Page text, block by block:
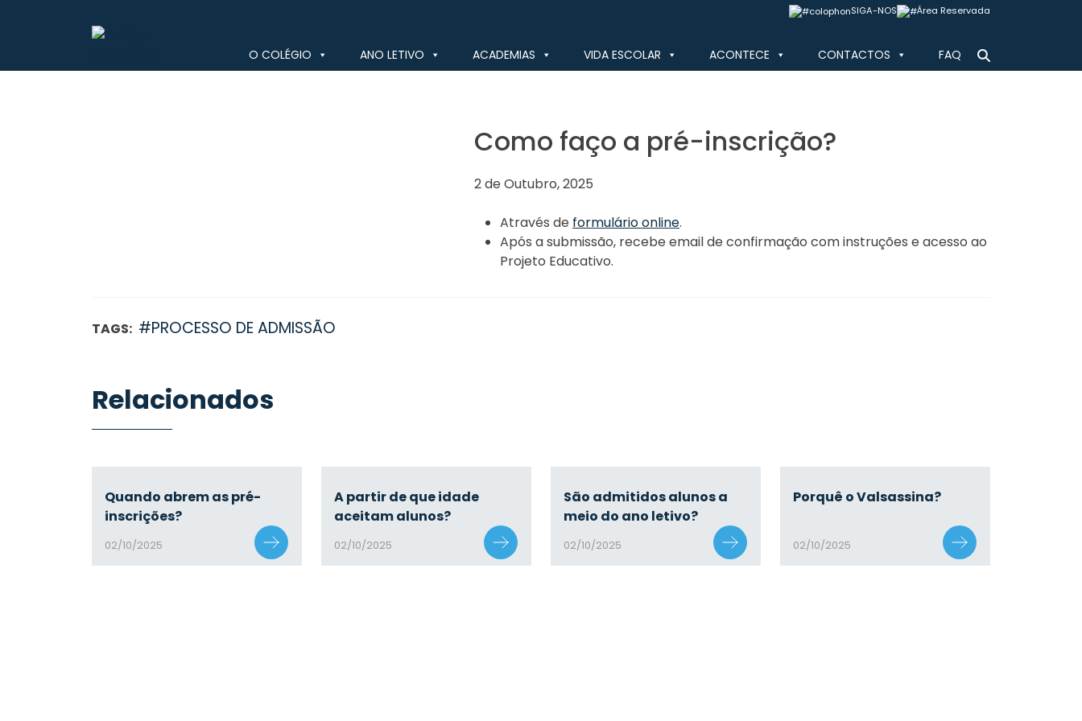
SIGA-NOS Área Reservada
Colégio Valsassina
O COLÉGIO ANO LETIVO ACADEMIAS VIDA ESCOLAR ACONTECE CONTACTOS FAQ
Como faço a pré-inscrição?
2 de Outubro, 2025
Através de formulário online.
Após a submissão, recebe email de confirmação com instruções e acesso ao
Projeto Educativo.
TAGS: #PROCESSO DE ADMISSÃO
Relacionados
Quando abrem as pré-
inscrições?
02/10/2025
A partir de que idade
aceitam alunos?
02/10/2025
São admitidos alunos a
meio do ano letivo?
02/10/2025
Porquê o Valsassina?
02/10/2025